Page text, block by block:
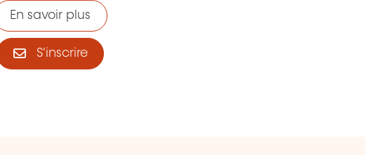
En savoir plus
S'inscrire